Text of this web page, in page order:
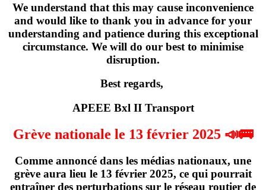
We understand that this may cause inconvenience
and would like to thank you in advance for your
understanding and patience during this exceptional
circumstance. We will do our best to minimise
disruption.
Best regards,
APEEE Bxl II Transport
Grève nationale le 13 février 2025 📣🚌
Comme annoncé dans les médias nationaux, une
grève aura lieu le 13 février 2025, ce qui pourrait
entraîner des perturbations sur le réseau routier de